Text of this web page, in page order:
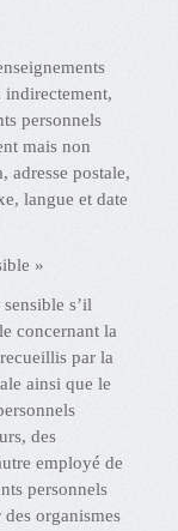
indirectement,
personnels
mais non
adresse postale,
langue et date
»
s’il
concernant la
par la
ainsi que le
des
employé de
personnels
organismes